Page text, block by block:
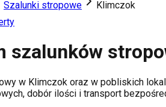
Szalunki stropowe
Klimczok
szalunków
w Klimczok oraz w pobliskich
dobór ilości i transport